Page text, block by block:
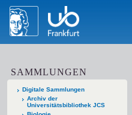
SAMMLUNGEN
Digitale Sammlungen
Archiv der
Universitätsbibliothek JCS